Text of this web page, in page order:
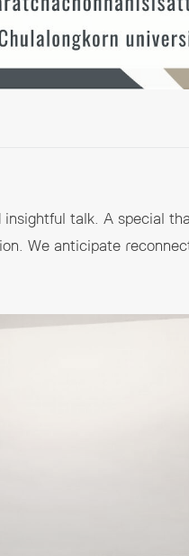
talk. A special
We anticipate